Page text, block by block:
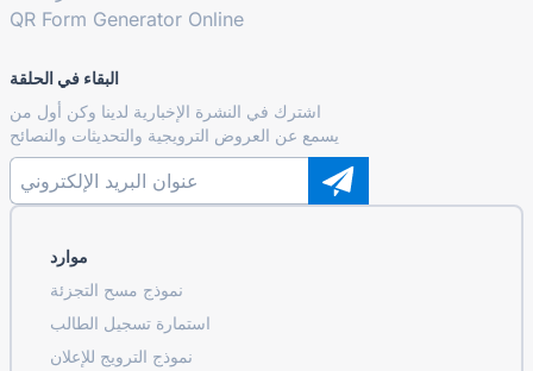
QR Form Generator Online
البقاء في الحلقة
اشترك في النشرة الإخبارية لدينا وكن أول من
يسمع عن العروض الترويجية والتحديثات والنصائح
موارد
نموذج مسح التجزئة
استمارة تسجيل الطالب
نموذج الترويج للإعلان